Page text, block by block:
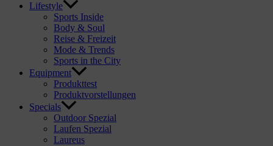
Lifestyle
Sports Inside
Body & Soul
Reise & Freizeit
Mode & Trends
Sports in the City
Equipment
Produkttest
Produktvorstellungen
Specials
Outdoor Spezial
Laufen Spezial
Laureus